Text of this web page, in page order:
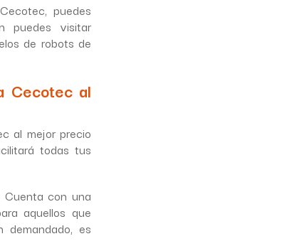
puedes
puedes visitar
de robots de
Cecotec al
al mejor precio
todas tus
con una
aquellos que
es